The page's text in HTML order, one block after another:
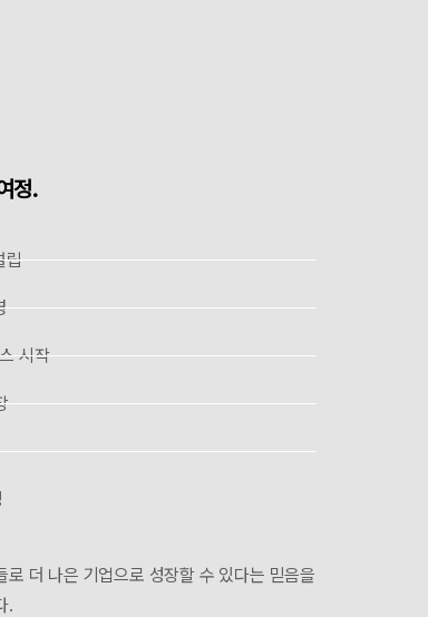
정.
립
시작
더 나은 기업으로 성장할 수 있다는 믿음을
.